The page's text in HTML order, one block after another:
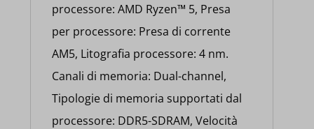
processore: AMD Ryzen™ 5, Presa
per processore: Presa di corrente
AM5, Litografia processore: 4 nm.
Canali di memoria: Dual-channel,
Tipologie di memoria supportati dal
processore: DDR5-SDRAM, Velocità